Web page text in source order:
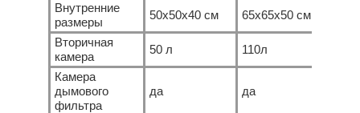
Внутренние
размеры
50x50x40 см 65x65x50 см
Вторичная
камера
50 л 110л
Камера
дымового
фильтра
да да